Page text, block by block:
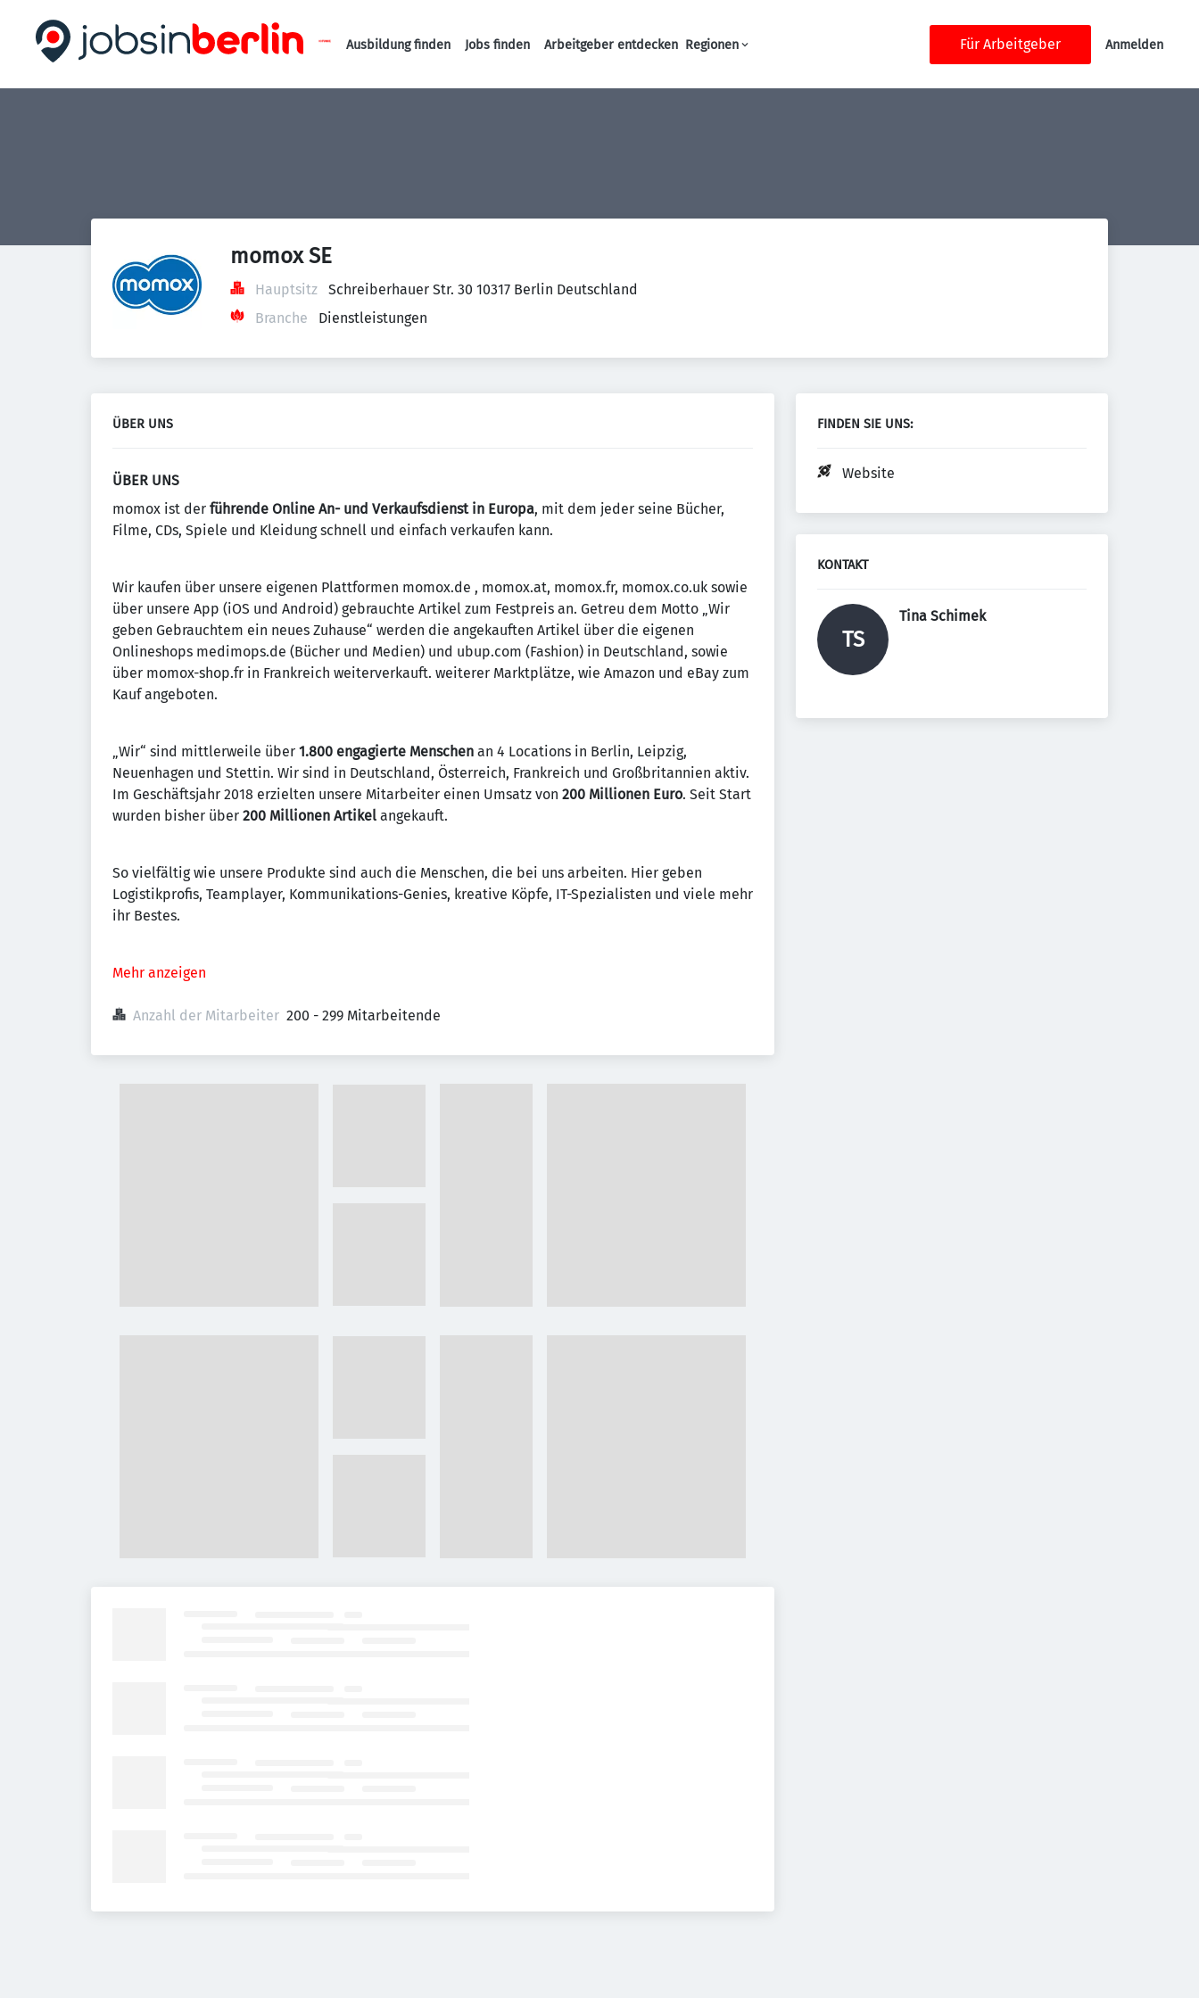
Haupt-Navigation
Ausbildung finden Jobs finden Arbeitgeber entdecken Regionen Für Arbeitgeber Anmelden
momox SE
Hauptsitz
Schreiberhauer Str. 30 10317 Berlin Deutschland
Branche
Dienstleistungen
ÜBER UNS
ÜBER UNS
momox ist der führende Online An- und Verkaufsdienst in Europa, mit dem jeder seine Bücher,
Filme, CDs, Spiele und Kleidung schnell und einfach verkaufen kann.
Wir kaufen über unsere eigenen Plattformen momox.de , momox.at, momox.fr, momox.co.uk sowie
über unsere App (iOS und Android) gebrauchte Artikel zum Festpreis an. Getreu dem Motto „Wir
geben Gebrauchtem ein neues Zuhause“ werden die angekauften Artikel über die eigenen
Onlineshops medimops.de (Bücher und Medien) und ubup.com (Fashion) in Deutschland, sowie
über momox-shop.fr in Frankreich weiterverkauft. weiterer Marktplätze, wie Amazon und eBay zum
Kauf angeboten.
„Wir“ sind mittlerweile über 1.800 engagierte Menschen an 4 Locations in Berlin, Leipzig,
Neuenhagen und Stettin. Wir sind in Deutschland, Österreich, Frankreich und Großbritannien aktiv.
Im Geschäftsjahr 2018 erzielten unsere Mitarbeiter einen Umsatz von 200 Millionen Euro. Seit Start
wurden bisher über 200 Millionen Artikel angekauft.
So vielfältig wie unsere Produkte sind auch die Menschen, die bei uns arbeiten. Hier geben
Logistikprofis, Teamplayer, Kommunikations-Genies, kreative Köpfe, IT-Spezialisten und viele mehr
ihr Bestes.
Mehr anzeigen
Anzahl der Mitarbeiter 200 - 299 Mitarbeitende
FINDEN SIE UNS:
Website
KONTAKT
TS
Tina Schimek